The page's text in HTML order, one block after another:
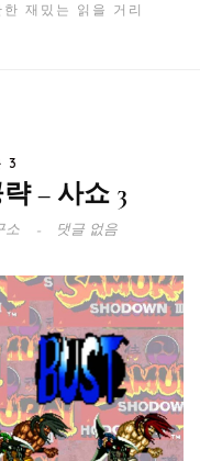
재밌는 읽을 거리
3
– 사쇼 3
소 댓글 없음